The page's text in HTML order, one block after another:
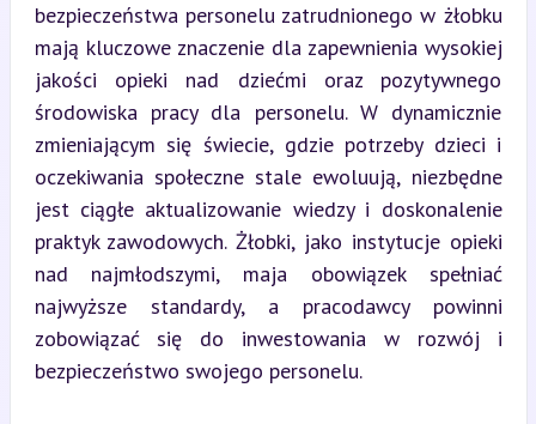
bezpieczeństwa personelu zatrudnionego w żłobku
mają kluczowe znaczenie dla zapewnienia wysokiej
jakości opieki nad dziećmi oraz pozytywnego
środowiska pracy dla personelu. W dynamicznie
zmieniającym się świecie, gdzie potrzeby dzieci i
oczekiwania społeczne stale ewoluują, niezbędne
jest ciągłe aktualizowanie wiedzy i doskonalenie
praktyk zawodowych. Żłobki, jako instytucje opieki
nad najmłodszymi, maja obowiązek spełniać
najwyższe standardy, a pracodawcy powinni
zobowiązać się do inwestowania w rozwój i
bezpieczeństwo swojego personelu.